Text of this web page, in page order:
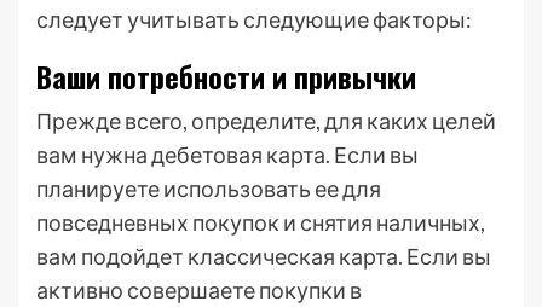
следует учитывать следующие факторы:
Ваши потребности и привычки
Прежде всего, определите, для каких целей
вам нужна дебетовая карта. Если вы
планируете использовать ее для
повседневных покупок и снятия наличных,
вам подойдет классическая карта. Если вы
активно совершаете покупки в